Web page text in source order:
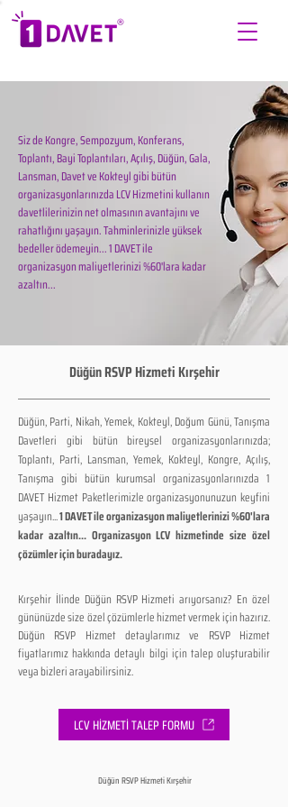
Siz de Kongre, Sempozyum, Konferans,
Toplantı, Bayi Toplantıları, Açılış, Düğün, Gala,
Lansman, Davet ve Kokteyl gibi bütün
organizasyonlarınızda LCV Hizmetini kullanın
davetlilerinizin net olmasının avantajını ve
rahatlığını yaşayın. Tahminlerinizle yüksek
bedeller ödemeyin... 1 DAVET ile
organizasyon maliyetlerinizi %60'lara kadar
azaltın...
Düğün RSVP Hizmeti Kırşehir
Düğün, Parti, Nikah, Yemek, Kokteyl, Doğum Günü, Tanışma
Davetleri gibi bütün bireysel organizasyonlarınızda;
Toplantı, Parti, Lansman, Yemek, Kokteyl, Kongre, Açılış,
Tanışma gibi bütün kurumsal organizasyonlarınızda 1
DAVET Hizmet Paketlerimizle organizasyonunuzun keyfini
yaşayın...1 DAVET ile organizasyon maliyetlerinizi %60'lara
kadar azaltın... Organizasyon LCV hizmetinde size özel
çözümler için buradayız.
Kırşehir İlinde Düğün RSVP Hizmeti arıyorsanız? En özel
gününüzde size özel çözümlerle hizmet vermek için hazırız.
Düğün RSVP Hizmet detaylarımız ve RSVP Hizmet
fiyatlarımız hakkında detaylı bilgi için talep oluşturabilir
veya bizleri arayabilirsiniz.
LCV HİZMETİ TALEP FORMU
Düğün RSVP Hizmeti Kırşehir